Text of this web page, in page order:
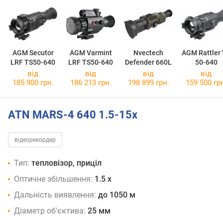
AGM Secutor
LRF TS50-640
AGM Varmint
LRF TS50-640
Nvectech
Defender 660L
AGM Rattler
50-640
від
185 900 грн.
від
186 213 грн.
від
198 899 грн.
від
159 500
ATN MARS-4 640 1.5-15x
відеорекордер
Тип: тепловізор, приціл
Оптичне збільшення: 1.5 x
Дальність виявлення: до 1050 м
Діаметр об'єктива: 25 мм